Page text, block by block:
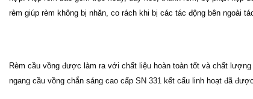
rèm giúp rèm không bị nhăn, co rách khi bị các tác động bên ngoài
Rèm cầu vồng được làm ra với chất liệu hoàn toàn tốt và chất
ngang cầu vồng chắn sáng cao cấp SN 331 kết cấu linh hoạt đã